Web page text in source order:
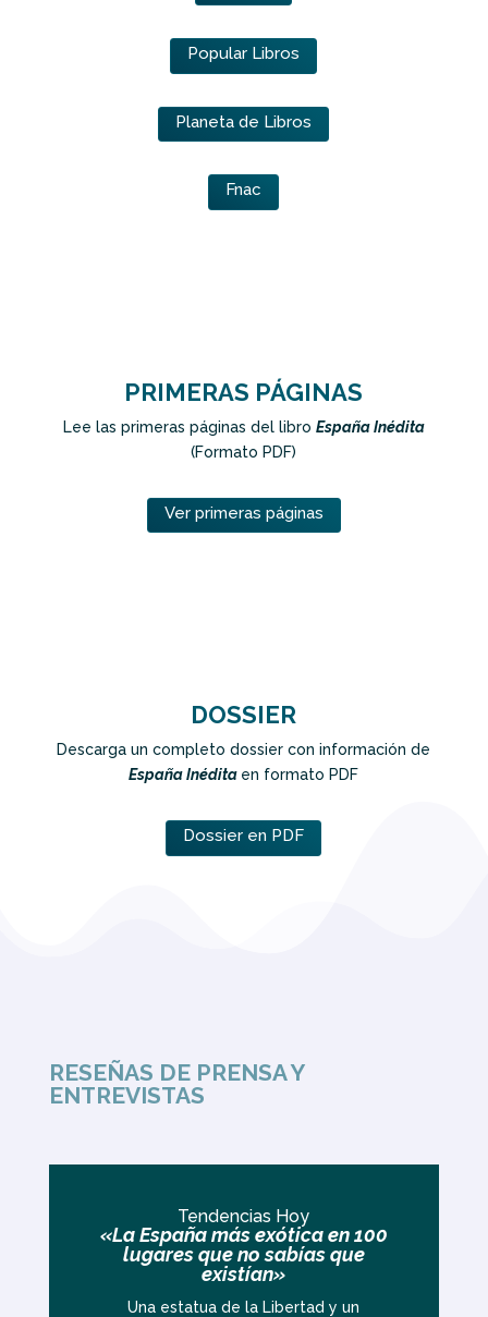
Popular Libros
Planeta de Libros
Fnac
PRIMERAS PÁGINAS
Lee las primeras páginas del libro España Inédita
(Formato PDF)
Ver primeras páginas
DOSSIER
Descarga un completo dossier con información de
España Inédita en formato PDF
Dossier en PDF
RESEÑAS DE PRENSA Y
ENTREVISTAS
Tendencias Hoy
«La España más exótica en 100
lugares que no sabías que
existían»
Una estatua de la Libertad y un